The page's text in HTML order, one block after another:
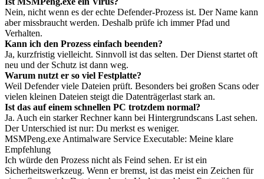
Nein, nicht wenn es der echte Defender-Prozess ist. Der Name kann
aber missbraucht werden. Deshalb prüfe ich immer Pfad und
Verhalten.
Kann ich den Prozess einfach beenden?
Ja, kurzfristig vielleicht. Sinnvoll ist das selten. Der Dienst startet oft
neu und der Schutz ist dann weg.
Warum nutzt er so viel Festplatte?
Weil Defender viele Dateien prüft. Besonders bei großen Scans oder
vielen kleinen Dateien steigt die Datenträgerlast stark an.
Ist das auf einem schnellen PC trotzdem normal?
Ja. Auch ein starker Rechner kann bei Hintergrundscans Last sehen.
Der Unterschied ist nur: Du merkst es weniger.
MSMPeng.exe Antimalware Service Executable: Meine klare
Empfehlung
Ich würde den Prozess nicht als Feind sehen. Er ist ein
Sicherheitswerkzeug. Wenn er bremst, ist das meist ein Zeichen für